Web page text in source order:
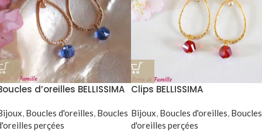
d’oreilles BELLISSIMA
, Boucles d'oreilles, Boucles
perçées
Clips BELLISSIMA
Bijoux, Boucles d'oreilles, Boucles
d'oreilles perçées